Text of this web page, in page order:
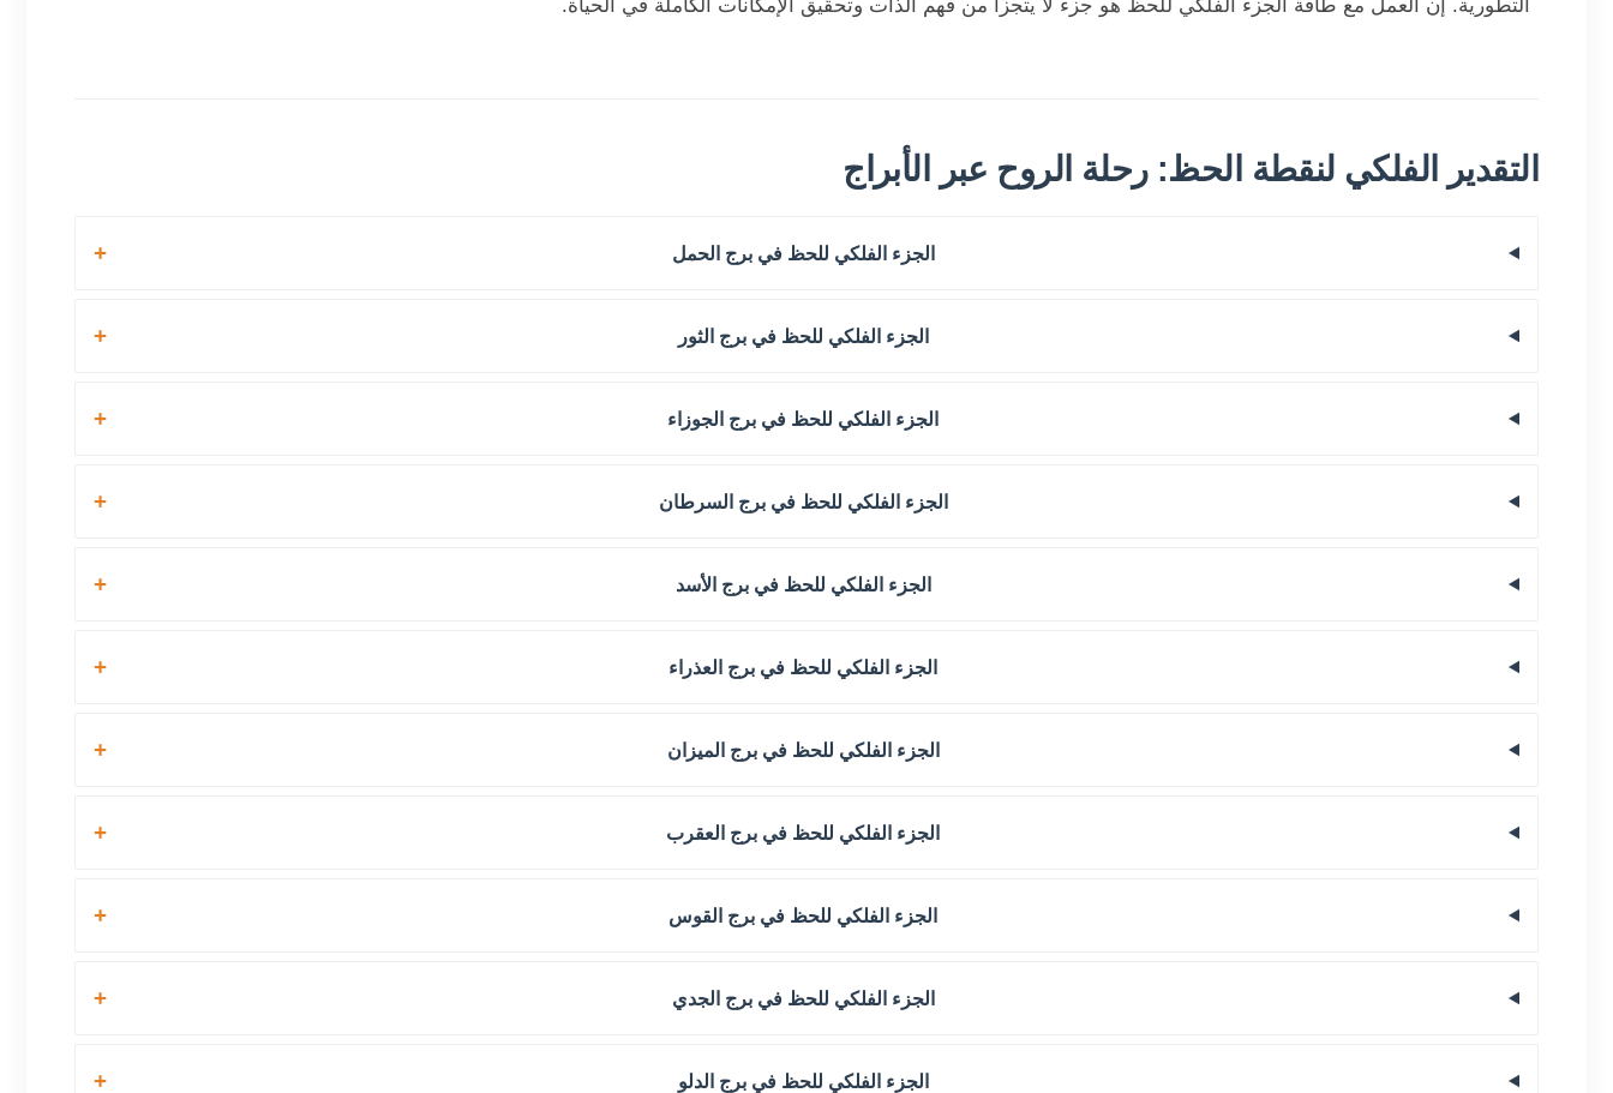
التطورية. إن العمل مع طاقة الجزء الفلكي للحظ هو جزء لا يتجزأ من فهم الذات وتحقيق الإمكانات الكاملة في الحياة.
التقدير الفلكي لنقطة الحظ: رحلة الروح عبر الأبراج
الجزء الفلكي للحظ في برج الحمل
الجزء الفلكي للحظ في برج الثور
الجزء الفلكي للحظ في برج الجوزاء
الجزء الفلكي للحظ في برج السرطان
الجزء الفلكي للحظ في برج الأسد
الجزء الفلكي للحظ في برج العذراء
الجزء الفلكي للحظ في برج الميزان
الجزء الفلكي للحظ في برج العقرب
الجزء الفلكي للحظ في برج القوس
الجزء الفلكي للحظ في برج الجدي
الجزء الفلكي للحظ في برج الدلو